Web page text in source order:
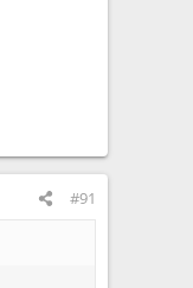
#91